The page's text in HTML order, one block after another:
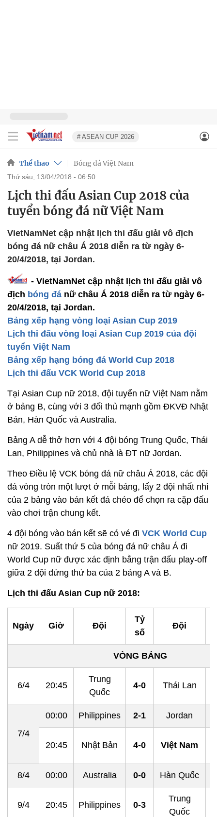
# ASEAN CUP 2026
Thể thao Bóng đá Việt Nam
thứ sáu, 13/04/2018 - 06:50
Lịch thi đấu Asian Cup 2018 của
tuyển bóng đá nữ Việt Nam
VietNamNet cập nhật lịch thi đấu giải vô địch
bóng đá nữ châu Á 2018 diễn ra từ ngày 6-
20/4/2018, tại Jordan.
- VietNamNet cập nhật lịch thi đấu giải vô
địch bóng đá nữ châu Á 2018 diễn ra từ ngày 6-
20/4/2018, tại Jordan.
Bảng xếp hạng vòng loại Asian Cup 2019
Lịch thi đấu vòng loại Asian Cup 2019 của đội
tuyển Việt Nam
Bảng xếp hạng bóng đá World Cup 2018
Lịch thi đấu VCK World Cup 2018
Tại Asian Cup nữ 2018, đội tuyển nữ Việt Nam nằm
ở bảng B, cùng với 3 đối thủ mạnh gồm ĐKVĐ Nhật
Bản, Hàn Quốc và Australia.
Bảng A dễ thở hơn với 4 đội bóng Trung Quốc, Thái
Lan, Philippines và chủ nhà là ĐT nữ Jordan.
Theo Điều lệ VCK bóng đá nữ châu Á 2018, các đội
đá vòng tròn một lượt ở mỗi bảng, lấy 2 đội nhất nhì
của 2 bảng vào bán kết đá chéo để chọn ra cặp đấu
vào chơi trận chung kết.
4 đội bóng vào bán kết sẽ có vé đi VCK World Cup
nữ 2019. Suất thứ 5 của bóng đá nữ châu Á đi
World Cup nữ được xác định bằng trận đấu play-off
giữa 2 đội đứng thứ ba của 2 bảng A và B.
Lịch thi đấu Asian Cup nữ 2018:
Ngày Giờ Đội
Tỷ
số
Đội
VÒNG BẢNG
6/4 20:45
Trung
Quốc
4-0 Thái Lan
7/4
00:00 Philippines 2-1 Jordan
20:45 Nhật Bản 4-0 Việt Nam
8/4 00:00 Australia 0-0 Hàn Quốc
9/4 20:45 Philippines 0-3
Trung
Quốc